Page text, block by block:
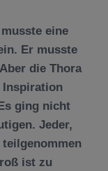
eine
Er musste
die Thora
Inspiration
ging nicht
Jeder,
ist zu